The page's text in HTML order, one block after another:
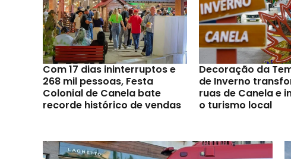
Com 17 dias ininterruptos e
268 mil pessoas, Festa
Colonial de Canela bate
recorde histórico de vendas
Decoração da
de Inverno
ruas de Canela e
o turismo local